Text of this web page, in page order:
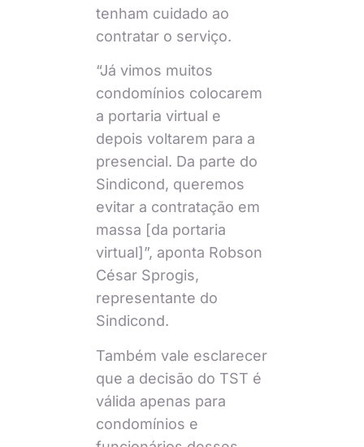
tenham cuidado ao
contratar o serviço.
“Já vimos muitos
condomínios colocarem
a portaria virtual e
depois voltarem para a
presencial. Da parte do
Sindicond, queremos
evitar a contratação em
massa [da portaria
virtual]”, aponta Robson
César Sprogis,
representante do
Sindicond.
Também vale esclarecer
que a decisão do TST é
válida apenas para
condomínios e